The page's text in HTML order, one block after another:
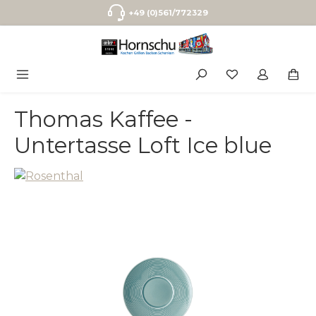
Zum Hauptinhalt springen+49 (0)561/772329
Thomas Kaffee -
Untertasse Loft Ice blue